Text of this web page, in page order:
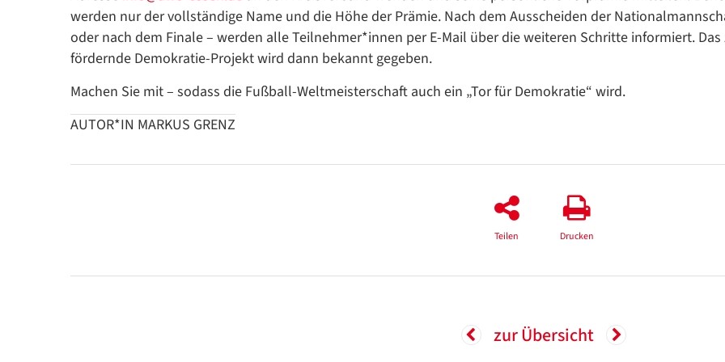
werden nur der vollständige Name und die Höhe der Prämie. Nach dem Ausscheiden der
oder nach dem Finale – werden alle Teilnehmer*innen per E-Mail über die weiteren Schritte informiert. Das
fördernde Demokratie-Projekt wird dann bekannt gegeben.
Machen Sie mit – sodass die Fußball-Weltmeisterschaft auch ein „Tor für Demokratie“ wird.
AUTOR*IN MARKUS GRENZ
Teilen Drucken
zur Übersicht